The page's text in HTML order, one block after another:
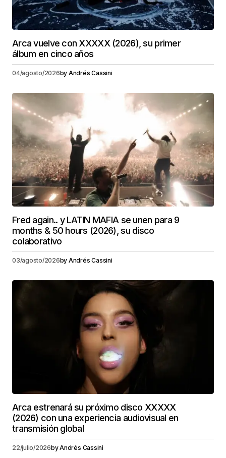
Arca vuelve con XXXXX (2026), su primer
álbum en cinco años
04/agosto/2026by Andrés Cassini
Fred again.. y LATIN MAFIA se unen para 9
months & 50 hours (2026), su disco
colaborativo
03/agosto/2026by Andrés Cassini
Arca estrenará su próximo disco XXXXX
(2026) con una experiencia audiovisual en
transmisión global
22/julio/2026byAndrés Cassini